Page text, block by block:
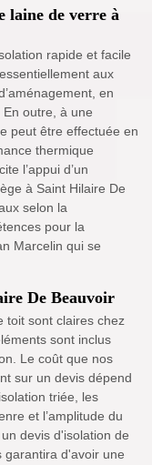
laine de verre à
rapide et facile
aux
en
outre, à une
peut être effectuée en
thermique
l’appui d’un
à Saint Hilaire De
selon la
pour la
Marcelin qui se
De Beauvoir
toit sont claires chez
sont inclus
Le coût que nos
sur un devis dépend
triée, les
et l’amplitude du
devis d'isolation de
garantira d'avoir une